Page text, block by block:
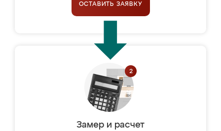
ОСТАВИТЬ ЗАЯВКУ
Замер и расчет